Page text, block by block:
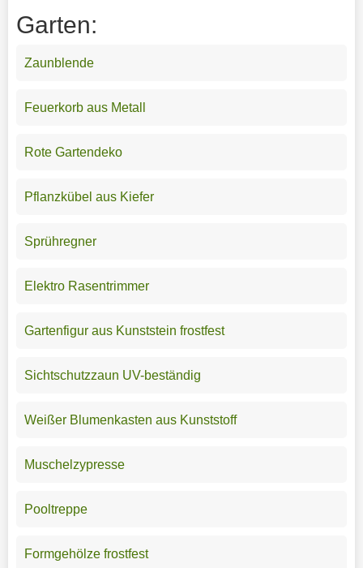
Garten:
Zaunblende
Feuerkorb aus Metall
Rote Gartendeko
Pflanzkübel aus Kiefer
Sprühregner
Elektro Rasentrimmer
Gartenfigur aus Kunststein frostfest
Sichtschutzzaun UV-beständig
Weißer Blumenkasten aus Kunststoff
Muschelzypresse
Pooltreppe
Formgehölze frostfest